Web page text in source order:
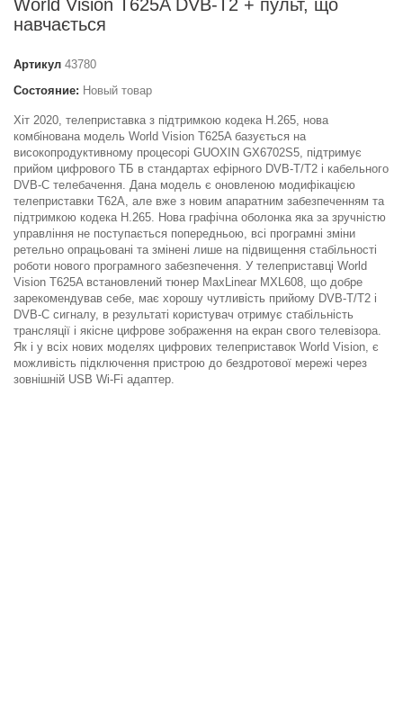
World Vision T625A DVB-T2 + пульт, що
навчається
Артикул 43780
Состояние: Новый товар
Хіт 2020, телеприставка з підтримкою кодека H.265, нова
комбінована модель World Vision T625A базується на
високопродуктивному процесорі GUOXIN GX6702S5, підтримує
прийом цифрового ТБ в стандартах ефірного DVB-T/T2 і кабельного
DVB-C телебачення. Дана модель є оновленою модифікацією
телеприставки T62A, але вже з новим апаратним забезпеченням та
підтримкою кодека H.265. Нова графічна оболонка яка за зручністю
управління не поступається попередньою, всі програмні зміни
ретельно опрацьовані та змінені лише на підвищення стабільності
роботи нового програмного забезпечення. У телеприставці World
Vision T625A встановлений тюнер MaxLinear MXL608, що добре
зарекомендував себе, має хорошу чутливість прийому DVB-T/T2 і
DVB-C сигналу, в результаті користувач отримує стабільність
трансляції і якісне цифрове зображення на екран свого телевізора.
Як і у всіх нових моделях цифрових телеприставок World Vision, є
можливість підключення пристрою до бездротової мережі через
зовнішній USB Wi-Fi адаптер.